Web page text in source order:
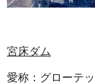
宮床ダム
愛称：グローテ